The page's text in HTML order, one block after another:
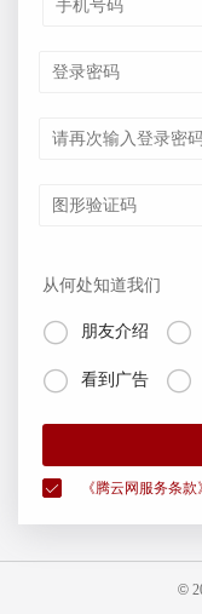
从何处知道我们
 朋友介绍 
 看到广告 
《腾云网服务条款
©